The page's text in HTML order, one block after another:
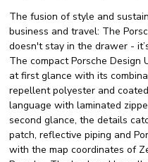
The fusion of style and
business and travel: The
doesn't stay in the drawer -
The compact Porsche Design
at first glance with its
repellent polyester and
language with laminated
second glance, the details
patch, reflective piping and
with the map coordinates of